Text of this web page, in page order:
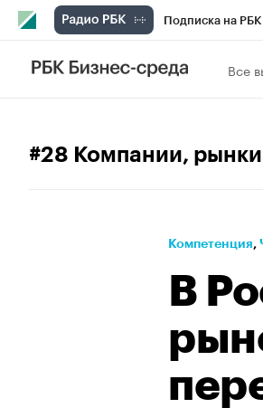
Подписка на РБК
РБК Вино Все
#28 Компании,
Компетенция⁠,
В